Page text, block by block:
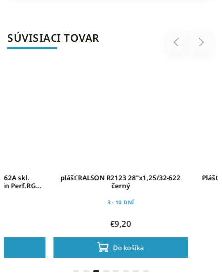
SÚVISIACI TOVAR Previous
plášť RALSON R2123 28"x1,25/32-622
Do košíka
Plášť Schwalbe
Next